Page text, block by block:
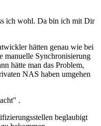
ich wohl. Da bin ich mit Dir
hätten genau wie bei
manuelle Synchronisierung
hätte man das Problem,
NAS haben umgehen
.
beglaubigt